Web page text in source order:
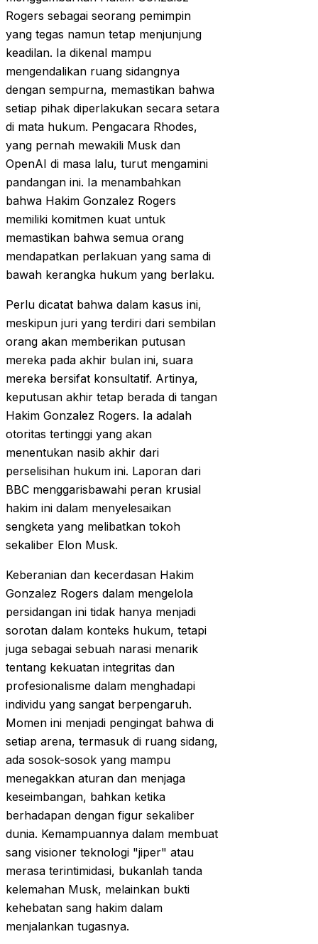
Rogers sebagai seorang pemimpin
yang tegas namun tetap menjunjung
keadilan. Ia dikenal mampu
mengendalikan ruang sidangnya
dengan sempurna, memastikan bahwa
setiap pihak diperlakukan secara setara
di mata hukum. Pengacara Rhodes,
yang pernah mewakili Musk dan
OpenAI di masa lalu, turut mengamini
pandangan ini. Ia menambahkan
bahwa Hakim Gonzalez Rogers
memiliki komitmen kuat untuk
memastikan bahwa semua orang
mendapatkan perlakuan yang sama di
bawah kerangka hukum yang berlaku.
Perlu dicatat bahwa dalam kasus ini,
meskipun juri yang terdiri dari sembilan
orang akan memberikan putusan
mereka pada akhir bulan ini, suara
mereka bersifat konsultatif. Artinya,
keputusan akhir tetap berada di tangan
Hakim Gonzalez Rogers. Ia adalah
otoritas tertinggi yang akan
menentukan nasib akhir dari
perselisihan hukum ini. Laporan dari
BBC menggarisbawahi peran krusial
hakim ini dalam menyelesaikan
sengketa yang melibatkan tokoh
sekaliber Elon Musk.
Keberanian dan kecerdasan Hakim
Gonzalez Rogers dalam mengelola
persidangan ini tidak hanya menjadi
sorotan dalam konteks hukum, tetapi
juga sebagai sebuah narasi menarik
tentang kekuatan integritas dan
profesionalisme dalam menghadapi
individu yang sangat berpengaruh.
Momen ini menjadi pengingat bahwa di
setiap arena, termasuk di ruang sidang,
ada sosok-sosok yang mampu
menegakkan aturan dan menjaga
keseimbangan, bahkan ketika
berhadapan dengan figur sekaliber
dunia. Kemampuannya dalam membuat
sang visioner teknologi "jiper" atau
merasa terintimidasi, bukanlah tanda
kelemahan Musk, melainkan bukti
kehebatan sang hakim dalam
menjalankan tugasnya.